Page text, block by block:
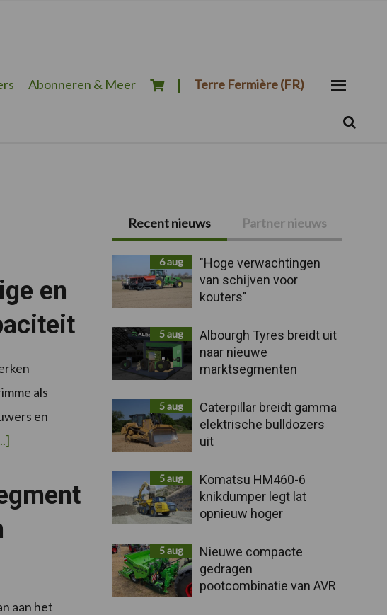
Abonneren & Meer Terre Fermière (FR)
en
als
en
overGrimme
Rootster:
rooier
mét
aan het
Primaire
Sidebar
Recent nieuws Partner nieuws
6 aug
"Hoge verwachtingen
van schijven voor
kouters"
5 aug
Albourgh Tyres breidt uit
naar nieuwe
marktsegmenten
5 aug
Caterpillar breidt gamma
elektrische bulldozers
uit
5 aug
Komatsu HM460-6
knikdumper legt lat
opnieuw hoger
5 aug
Nieuwe compacte
gedragen
pootcombinatie van AVR